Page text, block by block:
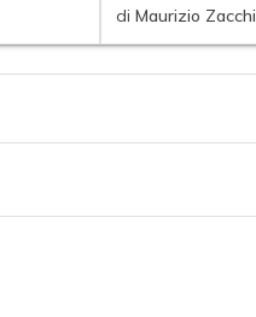
diMaurizio Zacchi